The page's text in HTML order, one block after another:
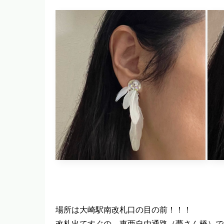
場所は大崎駅南改札口の目の前！！！